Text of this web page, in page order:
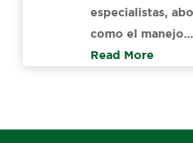
especialistas,
como el manejo…
Read More